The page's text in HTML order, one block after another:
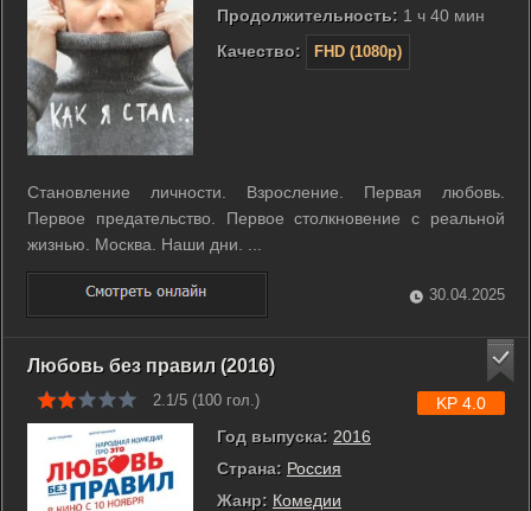
Продолжительность: 1 ч 40 мин
Качество:
FHD (1080p)
Становление личности. Взросление. Первая любовь.
Первое предательство. Первое столкновение с реальной
жизнью. Москва. Наши дни. ...
30.04.2025
Любовь без правил (2016)
2.1/5 (100 гол.)
Год выпуска: 2016
Страна: Россия
Жанр: Комедии
KP 4.0